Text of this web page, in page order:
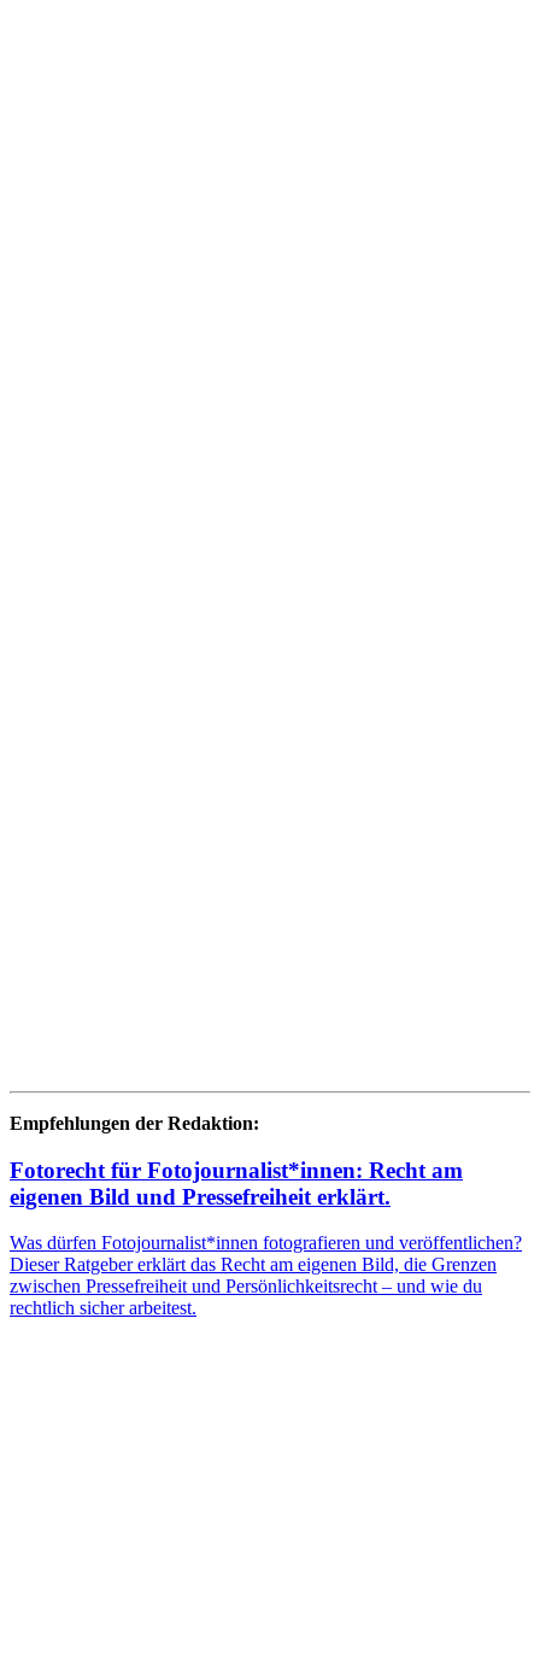
Empfehlungen der Redaktion:
Fotorecht für Fotojournalist*innen: Recht am
eigenen Bild und Pressefreiheit erklärt.
Was dürfen Fotojournalist*innen fotografieren und veröffentlichen?
Dieser Ratgeber erklärt das Recht am eigenen Bild, die Grenzen
zwischen Pressefreiheit und Persönlichkeitsrecht – und wie du
rechtlich sicher arbeitest.